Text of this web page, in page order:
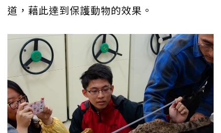
道，藉此達到保護動物的效果。